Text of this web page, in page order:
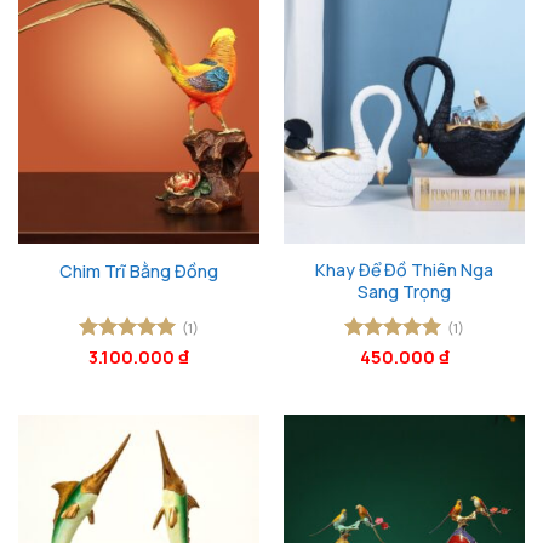
Chim Trĩ Bằng Đồng
Được xếp
(1)
3.100.000 ₫
Khay Để Đồ Thiên Nga
Sang Trọng
Được xếp
(1)
450.000 ₫